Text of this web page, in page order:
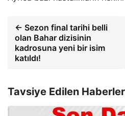
← Sezon final tarihi belli
olan Bahar dizisinin
kadrosuna yeni bir isim
katıldı!
Tavsiye Edilen Haberler